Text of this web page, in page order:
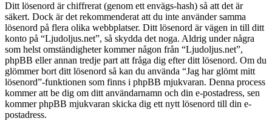
Ditt lösenord är chiffrerat (genom ett envägs-hash) så att det är
säkert. Dock är det rekommenderat att du inte använder samma
lösenord på flera olika webbplatser. Ditt lösenord är vägen in till ditt
konto på “Ljudoljus.net”, så skydda det noga. Aldrig under några
som helst omständigheter kommer någon från “Ljudoljus.net”,
phpBB eller annan tredje part att fråga dig efter ditt lösenord. Om du
glömmer bort ditt lösenord så kan du använda “Jag har glömt mitt
lösenord”-funktionen som finns i phpBB mjukvaran. Denna process
kommer att be dig om ditt användarnamn och din e-postadress, sen
kommer phpBB mjukvaran skicka dig ett nytt lösenord till din e-
postadress.